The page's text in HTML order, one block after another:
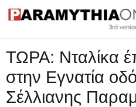
Τεχνολογία
Ροή
ΤΩΡΑ: Νταλίκα
στην Εγνατία
Σέλλιανης